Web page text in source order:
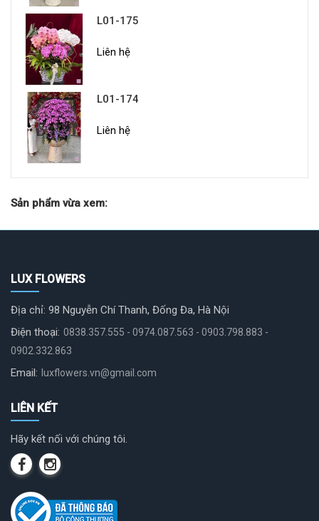
L01-175
Liên hệ
L01-174
Liên hệ
Sản phẩm vừa xem:
LUX FLOWERS
Địa chỉ: 98 Nguyễn Chí Thanh, Đống Đa, Hà Nội
Điện thoại: 0838.357.555 - 0974.087.563 - 0903.798.883 -
0902.332.863
Email: luxflowers.vn@gmail.com
LIÊN KẾT
Hãy kết nối với chúng tôi.